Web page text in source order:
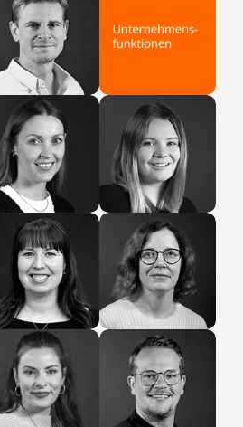
Kai
CMO
Jana
Organizational
Development,
Leadership &
Culture
Leonie
People and
Culture
Tereza
Office
Management
Marion
Office
Management
Lisa
Verwaltung
Max
Buchhaltung